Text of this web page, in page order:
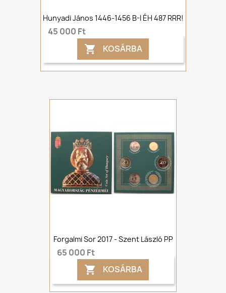
Hunyadi János 1446-1456 B-I ÉH 487 RRR!
45 000 Ft
 KOSÁRBA
Forgalmi Sor 2017 - Szent László PP
65 000 Ft
 KOSÁRBA